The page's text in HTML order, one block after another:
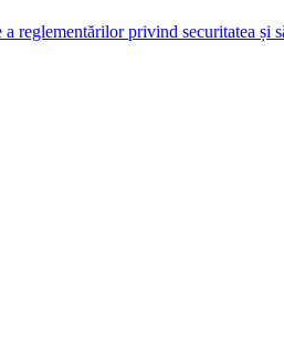
privind securitatea și